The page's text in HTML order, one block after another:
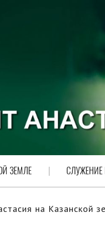
ЗЕМЛЕ
на Казанской